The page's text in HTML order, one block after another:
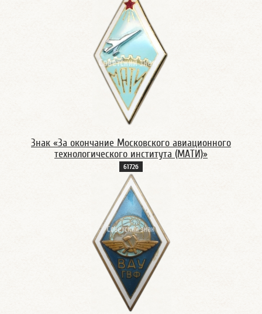
Знак «За окончание Московского авиационного
технологического института (МАТИ)»
6172б